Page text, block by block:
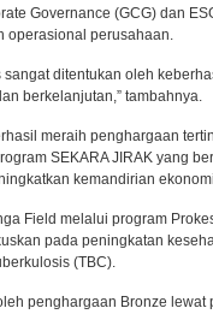
Governance (GCG) dan
operasional perusahaan.
ditentukan oleh
berkelanjutan,” tambahnya.
meraih penghargaan
SEKARA JIRAK yang
kemandirian
Field melalui program
pada peningkatan
(TBC).
penghargaan Bronze lewat